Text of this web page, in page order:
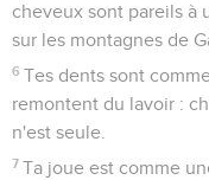
cheveux sont pareils à
sur les montagnes de
6 Tes dents sont
remontent du lavoir :
n'est seule.
7 Ta joue est comme